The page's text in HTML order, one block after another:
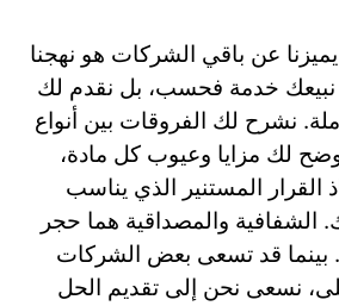
عن باقي الشركات هو نهجنا
نبيعك خدمة فحسب، بل نقدم لك
نشرح لك الفروقات بين أنواع
لك مزايا وعيوب كل مادة،
المستنير الذي يناسب
الشفافية والمصداقية هما حجر
بينما قد تسعى بعض الشركات
نسعى نحن إلى تقديم الحل